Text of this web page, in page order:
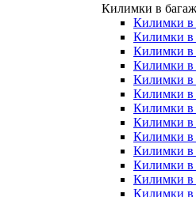
Килимки в
Килимки в
Килимки в
Килимки в
Килимки в
Килимки в
Килимки в
Килимки в
Килимки в
Килимки в
Килимки в
Килимки в
Килимки в
Килимки в